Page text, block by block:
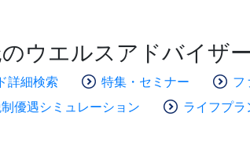
ウエルスアドバイザー
詳細検索 特集・セミナー フ
制優遇シミュレーション
ライフプ